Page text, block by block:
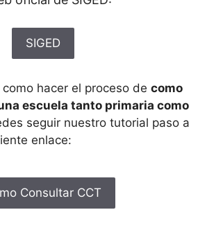
SIGED
hacer el proceso de como
escuela tanto primaria como
seguir nuestro tutorial paso a
enlace:
Consultar CCT